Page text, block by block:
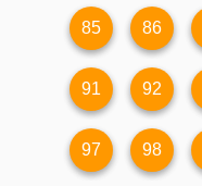
85 86
91 92
97 98